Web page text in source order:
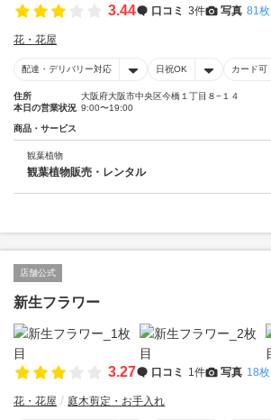
3.44 口コミ 3件 写真 81枚
花・花屋
配達・デリバリー対応 日祝OK カード可
住所
大阪府大阪市中央区今橋１丁目８−１４
本日の営業状況 9:00〜19:00
商品・サービス
観葉植物
観葉植物販売・レンタル
店舗公式
新生フラワー
3.27 口コミ 1件 写真 18枚
花・花屋 庭木剪定・お手入れ